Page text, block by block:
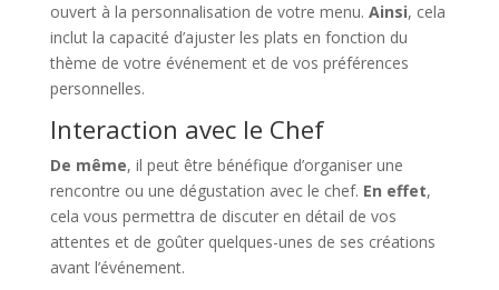
ouvert à la personnalisation de votre menu. Ainsi, cela
inclut la capacité d’ajuster les plats en fonction du
thème de votre événement et de vos préférences
personnelles.
Interaction avec le Chef
De même, il peut être bénéfique d’organiser une
rencontre ou une dégustation avec le chef. En effet,
cela vous permettra de discuter en détail de vos
attentes et de goûter quelques-unes de ses créations
avant l’événement.